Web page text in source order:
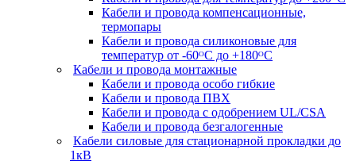
Кабели и провода компенсационные,
термопары
Кабели и провода силиконовые для
температур от -60ᴼC до +180ᴼС
Кабели и провода монтажные
Кабели и провода особо гибкие
Кабели и провода ПВХ
Кабели и провода с одобрением UL/CSA
Кабели и провода безгалогенные
Кабели силовые для стационарной прокладки до
1кВ